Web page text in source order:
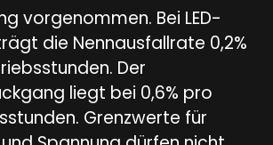
vorgenommen. Bei LED-
die Nennausfallrate 0,2%
Der
liegt bei 0,6% pro
Grenzwerte für